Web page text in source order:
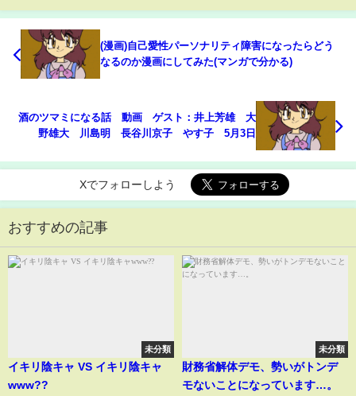
(漫画)自己愛性パーソナリティ障害になったらどう
なるのか漫画にしてみた(マンガで分かる)
酒のツマミになる話 動画 ゲスト：井上芳雄 大
野雄大 川島明 長谷川京子 やす子 5月3日
Xでフォローしよう
おすすめの記事
未分類
イキリ陰キャ VS イキリ陰キャ
www??
未分類
財務省解体デモ、勢いがトンデ
モないことになっています…。